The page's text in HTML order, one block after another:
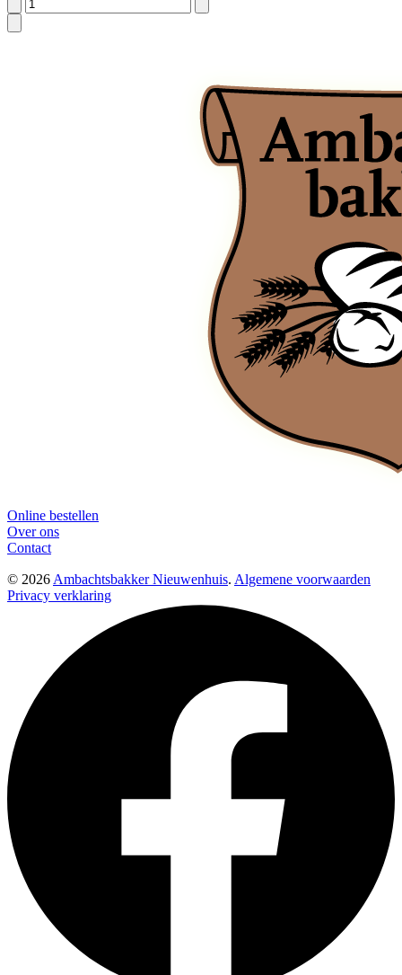
Online bestellen
Over ons
Contact
© 2026 Ambachtsbakker Nieuwenhuis. Algemene voorwaarden
Privacy verklaring